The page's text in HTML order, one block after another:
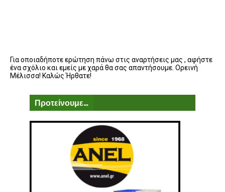
Για οποιαδήποτε ερώτηση πάνω στις αναρτήσεις μας , αφήστε
ένα σχόλιο και εμείς με χαρά θα σας απαντήσουμε. Ορεινή
Μέλισσα! Καλώς Ήρθατε!
Προτείνουμε...